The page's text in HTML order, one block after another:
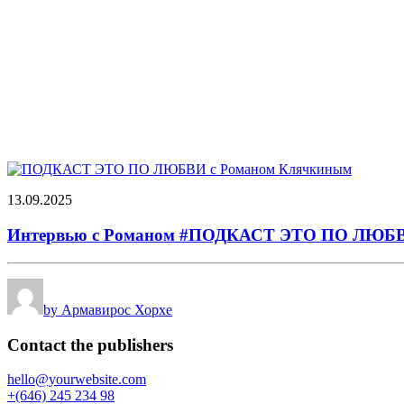
13.09.2025
Интервью с Романом #ПОДКАСТ ЭТО ПО
by Армавирос Хорхе
Contact the publishers
hello@yourwebsite.com
+(646) 245 234 98